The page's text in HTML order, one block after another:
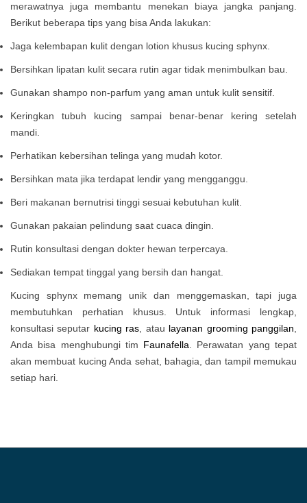
merawatnya juga membantu menekan biaya jangka panjang.
Berikut beberapa tips yang bisa Anda lakukan:
Jaga kelembapan kulit dengan lotion khusus kucing sphynx.
Bersihkan lipatan kulit secara rutin agar tidak menimbulkan bau.
Gunakan shampo non-parfum yang aman untuk kulit sensitif.
Keringkan tubuh kucing sampai benar-benar kering setelah
mandi.
Perhatikan kebersihan telinga yang mudah kotor.
Bersihkan mata jika terdapat lendir yang mengganggu.
Beri makanan bernutrisi tinggi sesuai kebutuhan kulit.
Gunakan pakaian pelindung saat cuaca dingin.
Rutin konsultasi dengan dokter hewan terpercaya.
Sediakan tempat tinggal yang bersih dan hangat.
Kucing sphynx memang unik dan menggemaskan, tapi juga
membutuhkan perhatian khusus. Untuk informasi lengkap,
konsultasi seputar kucing ras, atau layanan grooming panggilan,
Anda bisa menghubungi tim Faunafella. Perawatan yang tepat
akan membuat kucing Anda sehat, bahagia, dan tampil memukau
setiap hari.